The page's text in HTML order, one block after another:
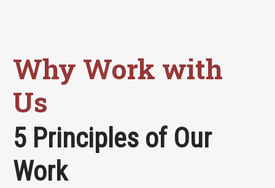
Why Work with
Us
5 Principles of Our
Work